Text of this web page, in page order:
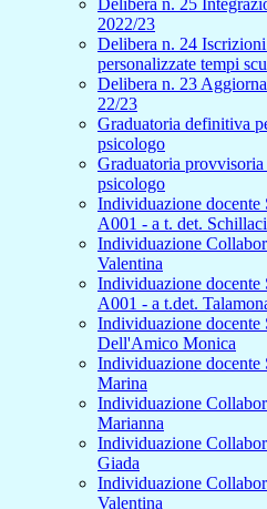
Delibera n. 25
2022/23
Delibera n. 24
personalizzate tempi
Delibera n. 23
22/23
Graduatoria definitiva
psicologo
Graduatoria
psicologo
Individuazione docente
A001 - a t. det.
Individuazione
Valentina
Individuazione docente
A001 - a t.det.
Individuazione docente
Dell'Amico Monica
Individuazione docente
Marina
Individuazione
Marianna
Individuazione
Giada
Individuazione
Valentina